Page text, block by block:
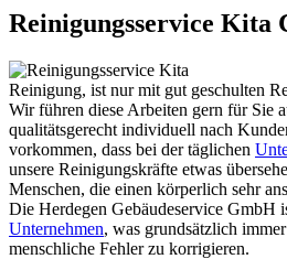
Reinigungsservice Kita
Reinigung, ist nur mit gut geschulten
Wir führen diese Arbeiten gern für Sie
qualitätsgerecht individuell nach
vorkommen, dass bei der täglichen
unsere Reinigungskräfte etwas
Menschen, die einen körperlich sehr
Die Herdegen Gebäudeservice GmbH
Unternehmen, was grundsätzlich
menschliche Fehler zu korrigieren.